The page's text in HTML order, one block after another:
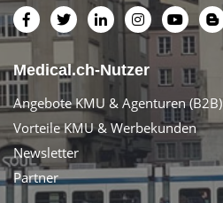
Medical.ch-Nutzer
Angebote KMU & Agenturen (B2B)
Vorteile KMU & Werbekunden
Newsletter
Partner